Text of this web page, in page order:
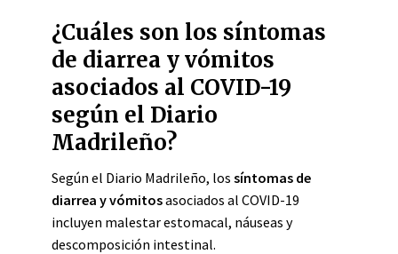
¿Cuáles son los síntomas
de diarrea y vómitos
asociados al COVID-19
según el Diario
Madrileño?
Según el Diario Madrileño, los síntomas de
diarrea y vómitosasociados al COVID-19
incluyen malestar estomacal, náuseas y
descomposición intestinal.